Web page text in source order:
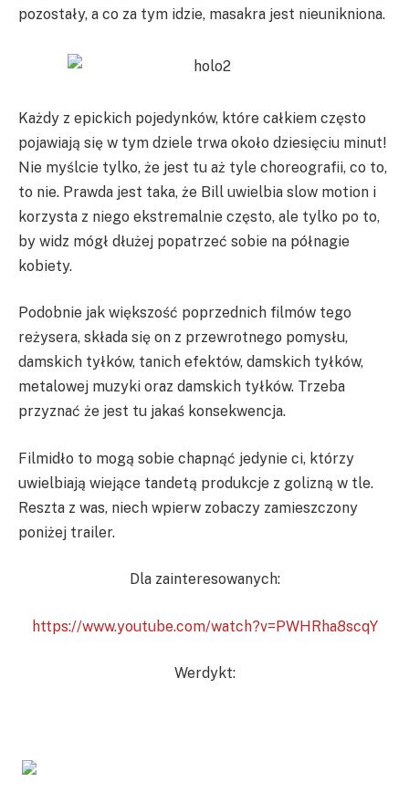
pozostały, a co za tym idzie, masakra jest nieunikniona.
Każdy z epickich pojedynków, które całkiem często
pojawiają się w tym dziele trwa około dziesięciu minut!
Nie myślcie tylko, że jest tu aż tyle choreografii, co to,
to nie. Prawda jest taka, że Bill uwielbia slow motion i
korzysta z niego ekstremalnie często, ale tylko po to,
by widz mógł dłużej popatrzeć sobie na półnagie
kobiety.
Podobnie jak większość poprzednich filmów tego
reżysera, składa się on z przewrotnego pomysłu,
damskich tyłków, tanich efektów, damskich tyłków,
metalowej muzyki oraz damskich tyłków. Trzeba
przyznać że jest tu jakaś konsekwencja.
Filmidło to mogą sobie chapnąć jedynie ci, którzy
uwielbiają wiejące tandetą produkcje z golizną w tle.
Reszta z was, niech wpierw zobaczy zamieszczony
poniżej trailer.
Dla zainteresowanych:
https://www.youtube.com/watch?v=PWHRha8scqY
Werdykt: